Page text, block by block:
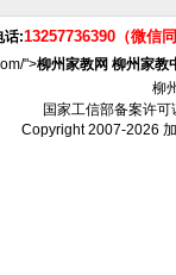
话:13257736390（微信
">柳州家教网 柳州家教
柳
国家工信部备案许可
Copyright 2007-2026